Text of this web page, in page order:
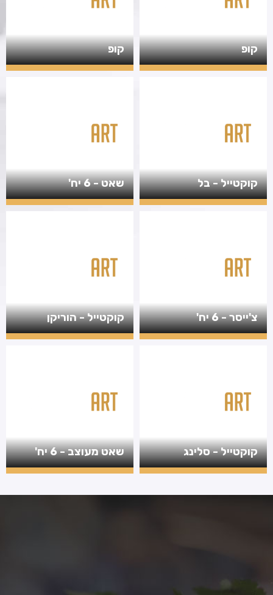
קופ קופ
קוקטייל - בל שאט - 6 יח'
צ'ייסר - 6 יח' קוקטייל - הוריקן
קוקטייל - סלינג שאט מעוצב - 6 יח'